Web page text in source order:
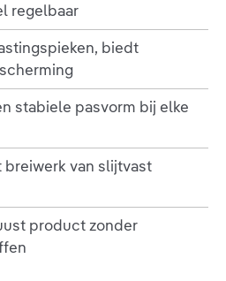
regelbaar
biedt
stabiele pasvorm bij elke
van slijtvast
product zonder